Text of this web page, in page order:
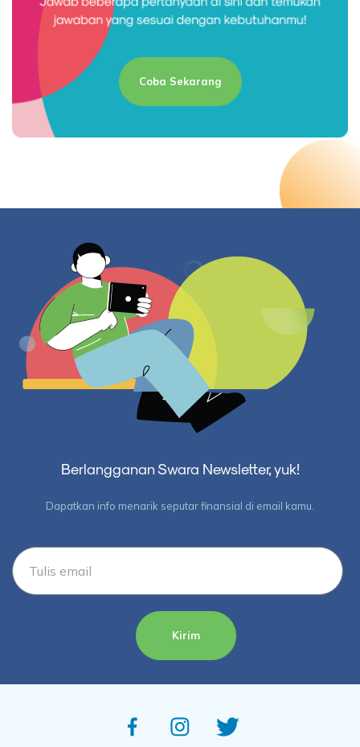
Coba Sekarang
Berlangganan Swara Newsletter, yuk!
Dapatkan info menarik seputar finansial di email kamu.
Kirim